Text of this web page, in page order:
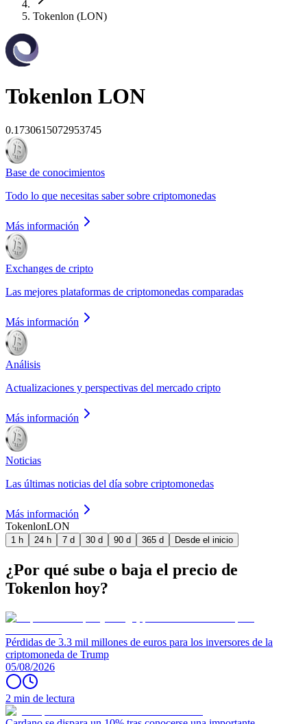
Tokenlon (LON)
Tokenlon LON
0.1730615072953745
Base de conocimientos
Todo lo que necesitas saber sobre criptomonedas
Más información
Exchanges de cripto
Las mejores plataformas de criptomonedas comparadas
Más información
Análisis
Actualizaciones y perspectivas del mercado cripto
Más información
Noticias
Las últimas noticias del día sobre criptomonedas
Más información
TokenlonLON
1 h 24 h 7 d 30 d 90 d 365 d Desde el inicio
¿Por qué sube o baja el precio de
Tokenlon hoy?
Pérdidas de 3.3 mil millones de euros para los inversores de la
criptomoneda de Trump
05/08/2026
2 min de lectura